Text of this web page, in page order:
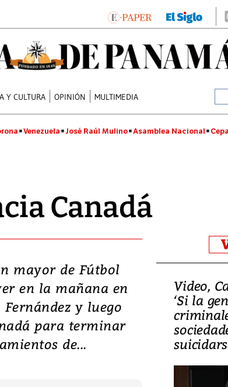
Y CULTURA OPINIÓN MULTIMEDIA
Venezuela José Raúl Mulino Asamblea Nacional
Canadá
mayor de Fútbol
en la mañana en
y luego
para terminar
de...
Japón: Terremoto
heridos y graves
en Kumamoto
Video,
‘Si la